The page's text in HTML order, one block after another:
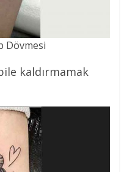
Dövmesi
kaldırmamak